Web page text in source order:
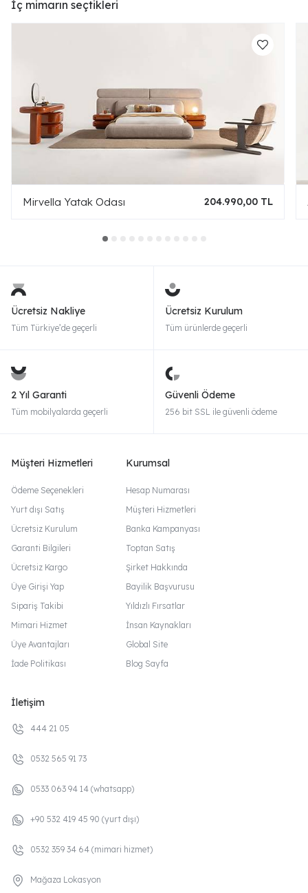
İç mimarın seçtikleri
Mirvella Yatak Odası 204.990,00 TL
Ücretsiz Nakliye
Tüm Türkiye’de geçerli
Ücretsiz Kurulum
Tüm ürünlerde geçerli
2 Yıl Garanti
Tüm mobilyalarda geçerli
Güvenli Ödeme
256 bit SSL ile güvenli ödeme
Müşteri Hizmetleri
Ödeme Seçenekleri
Yurt dışı Satış
Ücretsiz Kurulum
Garanti Bilgileri
Ücretsiz Kargo
Üye Girişi Yap
Sipariş Takibi
Mimari Hizmet
Üye Avantajları
İade Politikası
Kurumsal
Hesap Numarası
Müşteri Hizmetleri
Banka Kampanyası
Toptan Satış
Şirket Hakkında
Bayilik Başvurusu
Yıldızlı Fırsatlar
İnsan Kaynakları
Global Site
Blog Sayfa
İletişim
444 21 05
0532 565 91 73
0533 063 94 14 (whatsapp)
+90 532 419 45 90 (yurt dışı)
0532 359 34 64 (mimari hizmet)
Mağaza Lokasyon